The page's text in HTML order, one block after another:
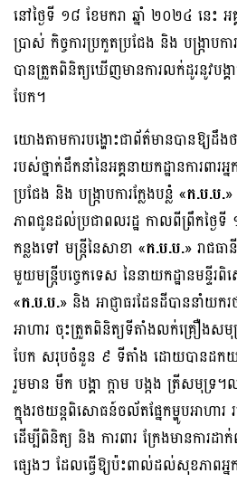
នៅថ្ងៃទី ១៨ ខែមករា ឆ្នាំ ២០២៤ នេះ អគ្គ
ប្រាស់ កិច្ចការប្រកួតប្រជែង និង បង្រ្កាបក
បានត្រួតពិនិត្យឃើញមានការលក់ដូរនូវប
បែក។
យោងតាមការបង្ហោះជាព័ត៌មានបានឱ្យដឹង
របស់ថ្នាក់ដឹកនាំនៃអគ្គនាយកដ្ឋានការពារអ្
ប្រជែង និង បង្រ្កាបការក្លែងបន្លំ «ក.ប.ប.
ភាពជូនដល់ប្រជាពលរដ្ឋ កាលពីព្រឹកថ្ងៃ
កន្លងទៅ មន្ត្រីនៃសាខា «ក.ប.ប.» រាជធ
មួយមន្ត្រីបច្ចេកទេស នៃនាយកដ្ឋានមន្ទីរ
«ក.ប.ប.» និង អាជ្ញាធរដែនដីបាននាំយ
អាហារ ចុះត្រួតពិនិត្យទីតាំងលក់គ្រឿងស
បែក សរុបចំនួន ៩ ទីតាំង ដោយបានដ
រួមមាន មឹក បង្គា ក្តាម បង្កង ត្រីសមុទ្រ
ក្នុងរថយន្តពិសោធន៍ចល័តផ្នែកម្ហូបអាហារ
ដើម្បីពិនិត្យ និង ការពារ ក្រែងមានការ
ផ្សេងៗ ដែលធ្វើឱ្យប៉ះពាល់ដល់សុខភាពអ្ន